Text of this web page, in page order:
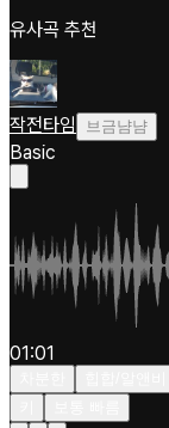
유사곡 추천
작전타임 브금냠냠
Basic
01:01